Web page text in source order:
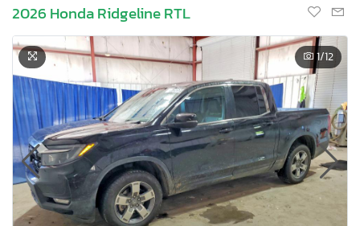
2026 Honda Ridgeline RTL
1/12